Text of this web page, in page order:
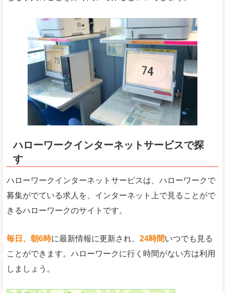
ハローワークインターネットサービスで探
す
ハローワークインターネットサービスは、ハローワークで
募集がでている求人を、インターネット上で見ることがで
きるハローワークのサイトです。
毎日、朝6時に最新情報に更新され、 24時間いつでも見る
ことができます。ハローワークに行く時間がない方は利用
しましょう。